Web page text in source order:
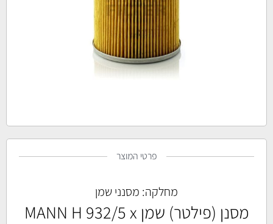
פרטי המוצר
מחלקה: מסנני שמן
מסנן (פילטר) שמן MANN H 932/5 x